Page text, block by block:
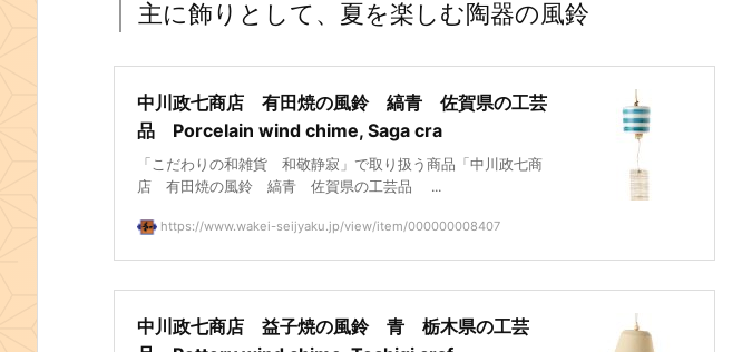
主に飾りとして、夏を楽しむ陶器の風鈴
中川政七商店 有田焼の風鈴 縞青 佐賀県の工芸
品 Porcelain wind chime, Saga cra
「こだわりの和雑貨 和敬静寂」で取り扱う商品「中川政七商
店 有田焼の風鈴 縞青 佐賀県の工芸品 ...
https://www.wakei-seijyaku.jp/view/item/000000008407
中川政七商店 益子焼の風鈴 青 栃木県の工芸